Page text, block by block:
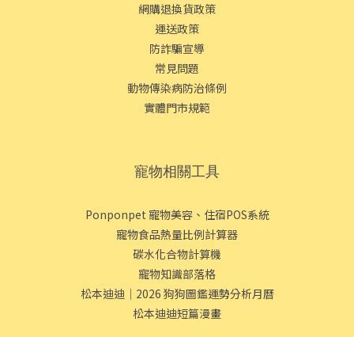
網購退換貨政策
運送政策
防詐騙宣導
常見問題
動物傳染病防治條例
實體門市規範
寵物相關工具
Ponponpet 寵物美容、住宿POS系統
寵物食品熱量比例計算器
碳水化合物計算機
寵物知識部落格
松本迪迪｜2026 狗狗圖鑑運勢分析月曆
松本迪迪短篇漫畫